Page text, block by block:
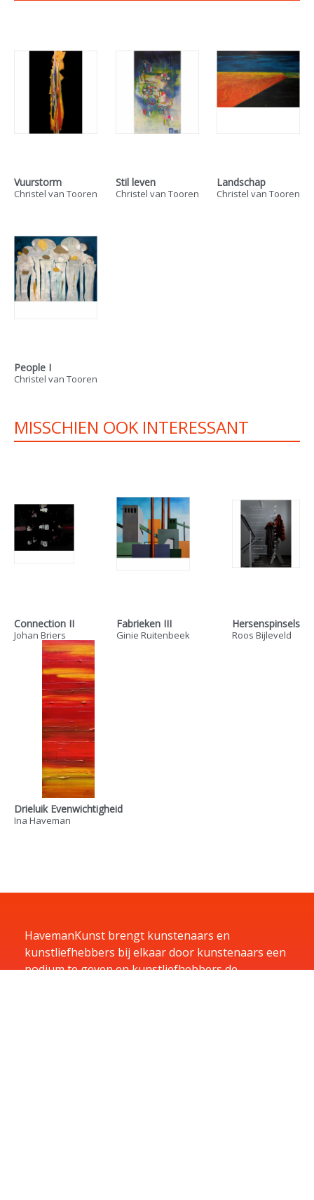
Vuurstorm
Christel van Tooren
Stil leven
Christel van Tooren
Landschap
Christel van Tooren
People I
Christel van Tooren
MISSCHIEN OOK INTERESSANT
Connection II
Johan Briers
Fabrieken III
Ginie Ruitenbeek
Hersenspinsels
Roos Bijleveld
Drieluik Evenwichtigheid
Ina Haveman
HavemanKunst brengt kunstenaars en
kunstliefhebbers bij elkaar door kunstenaars een
podium te geven en kunstliefhebbers de